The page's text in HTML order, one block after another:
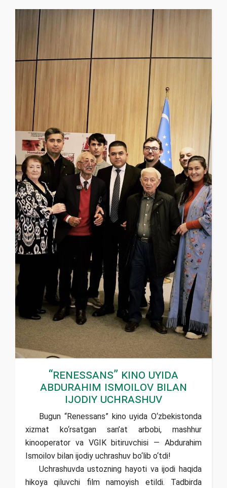
“Renessans” kino uyida
Abdurahim Ismoilov bilan
ijodiy uchrashuv
Bugun “Renessans” kino uyida O‘zbekistonda
xizmat ko‘rsatgan san’at arbobi, mashhur
kinooperator va VGIK bitiruvchisi — Abdurahim
Ismoilov bilan ijodiy uchrashuv bo‘lib o‘tdi!
Uchrashuvda ustozning hayoti va ijodi haqida
hikoya qiluvchi film namoyish etildi. Tadbirda